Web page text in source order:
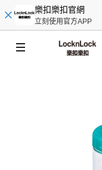
樂扣樂扣官網
立刻使用官方APP